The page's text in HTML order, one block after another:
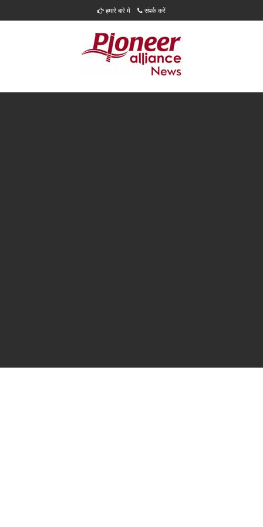
हमारे बारे में संपर्क करें